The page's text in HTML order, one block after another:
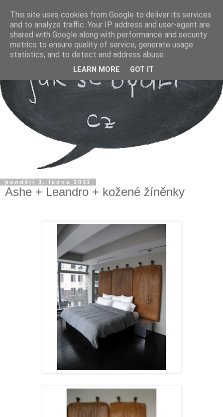
pondělí 3. ledna 2011
Ashe + Leandro + kožené žíněnky
This site uses cookies from Google to deliver its services
and to analyze traffic. Your IP address and user-agent are
shared with Google along with performance and security
metrics to ensure quality of service, generate usage
statistics, and to detect and address abuse.
LEARN MORE GOT IT